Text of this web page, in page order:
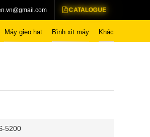
CATALOGUE
Máy gieo hạt Bình xịt máy Khác
5200